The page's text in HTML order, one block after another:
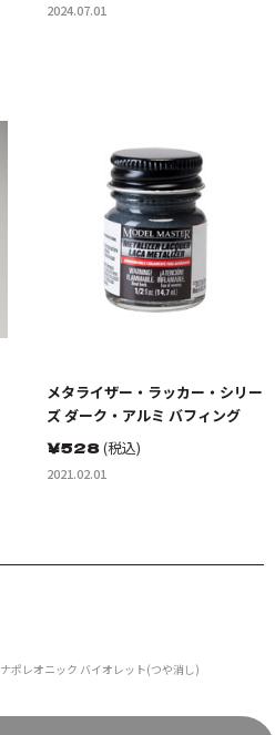
2024.07.01
メタライザー・ラッカー・シリー
ズ ダーク・アルミ バフィング
￥528(税込)
2021.02.01
ナポレオニック バイオレット(つや消し)